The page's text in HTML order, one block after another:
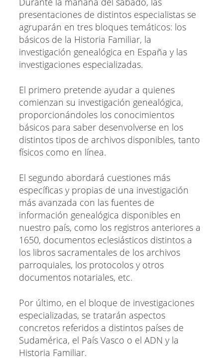
presentaciones de distintos especialistas se
agruparán en tres bloques temáticos: los
básicos de la Historia Familiar, la
investigación genealógica en España y las
investigaciones especializadas.
El primero pretende ayudar a quienes
comienzan su investigación genealógica,
proporcionándoles los conocimientos
básicos para saber desenvolverse en los
distintos tipos de archivos disponibles, tanto
físicos como en línea.
El segundo abordará cuestiones más
específicas y propias de una investigación
más avanzada con las fuentes de
información genealógica disponibles en
nuestro país, como los registros anteriores a
1650, documentos eclesiásticos distintos a
los libros sacramentales de los archivos
parroquiales, los protocolos y otros
documentos notariales, etc.
Por último, en el bloque de investigaciones
especializadas, se tratarán aspectos
concretos referidos a distintos países de
Sudamérica, el País Vasco o el ADN y la
Historia Familiar.